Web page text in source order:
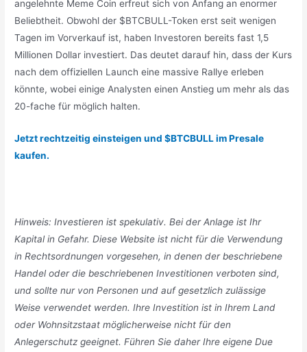
angelehnte Meme Coin erfreut sich von Anfang an enormer
Beliebtheit. Obwohl der $BTCBULL-Token erst seit wenigen
Tagen im Vorverkauf ist, haben Investoren bereits fast 1,5
Millionen Dollar investiert. Das deutet darauf hin, dass der Kurs
nach dem offiziellen Launch eine massive Rallye erleben
könnte, wobei einige Analysten einen Anstieg um mehr als das
20-fache für möglich halten.
Jetzt rechtzeitig einsteigen und $BTCBULL im Presale
kaufen.
Hinweis: Investieren ist spekulativ. Bei der Anlage ist Ihr
Kapital in Gefahr. Diese Website ist nicht für die Verwendung
in Rechtsordnungen vorgesehen, in denen der beschriebene
Handel oder die beschriebenen Investitionen verboten sind,
und sollte nur von Personen und auf gesetzlich zulässige
Weise verwendet werden. Ihre Investition ist in Ihrem Land
oder Wohnsitzstaat möglicherweise nicht für den
Anlegerschutz geeignet. Führen Sie daher Ihre eigene Due